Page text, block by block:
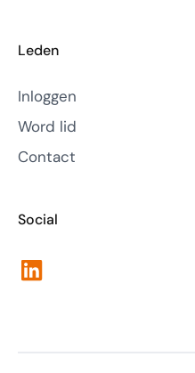
Leden
Inloggen
Word lid
Contact
Social
LinkedIn